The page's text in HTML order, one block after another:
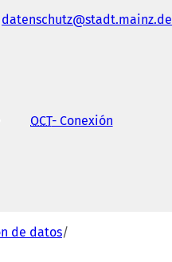
datenschutz stadt.mainz de
OCT- Conexión
de datos